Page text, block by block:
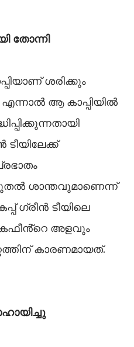
തോന്നി
ശരിക്കും
ആ കാപ്പിയിൽ
ശാന്തവുമാണെന്ന്
ഗ്രീൻ ടീയിലെ
അളവും
കാരണമായത്.